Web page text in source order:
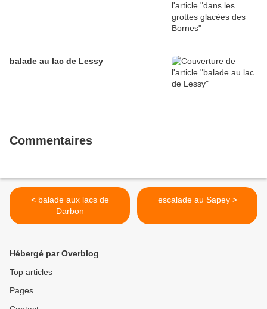
balade au lac de Lessy
Commentaires
< balade aux lacs de
Darbon
escalade au Sapey >
Hébergé par Overblog
Top articles
Pages